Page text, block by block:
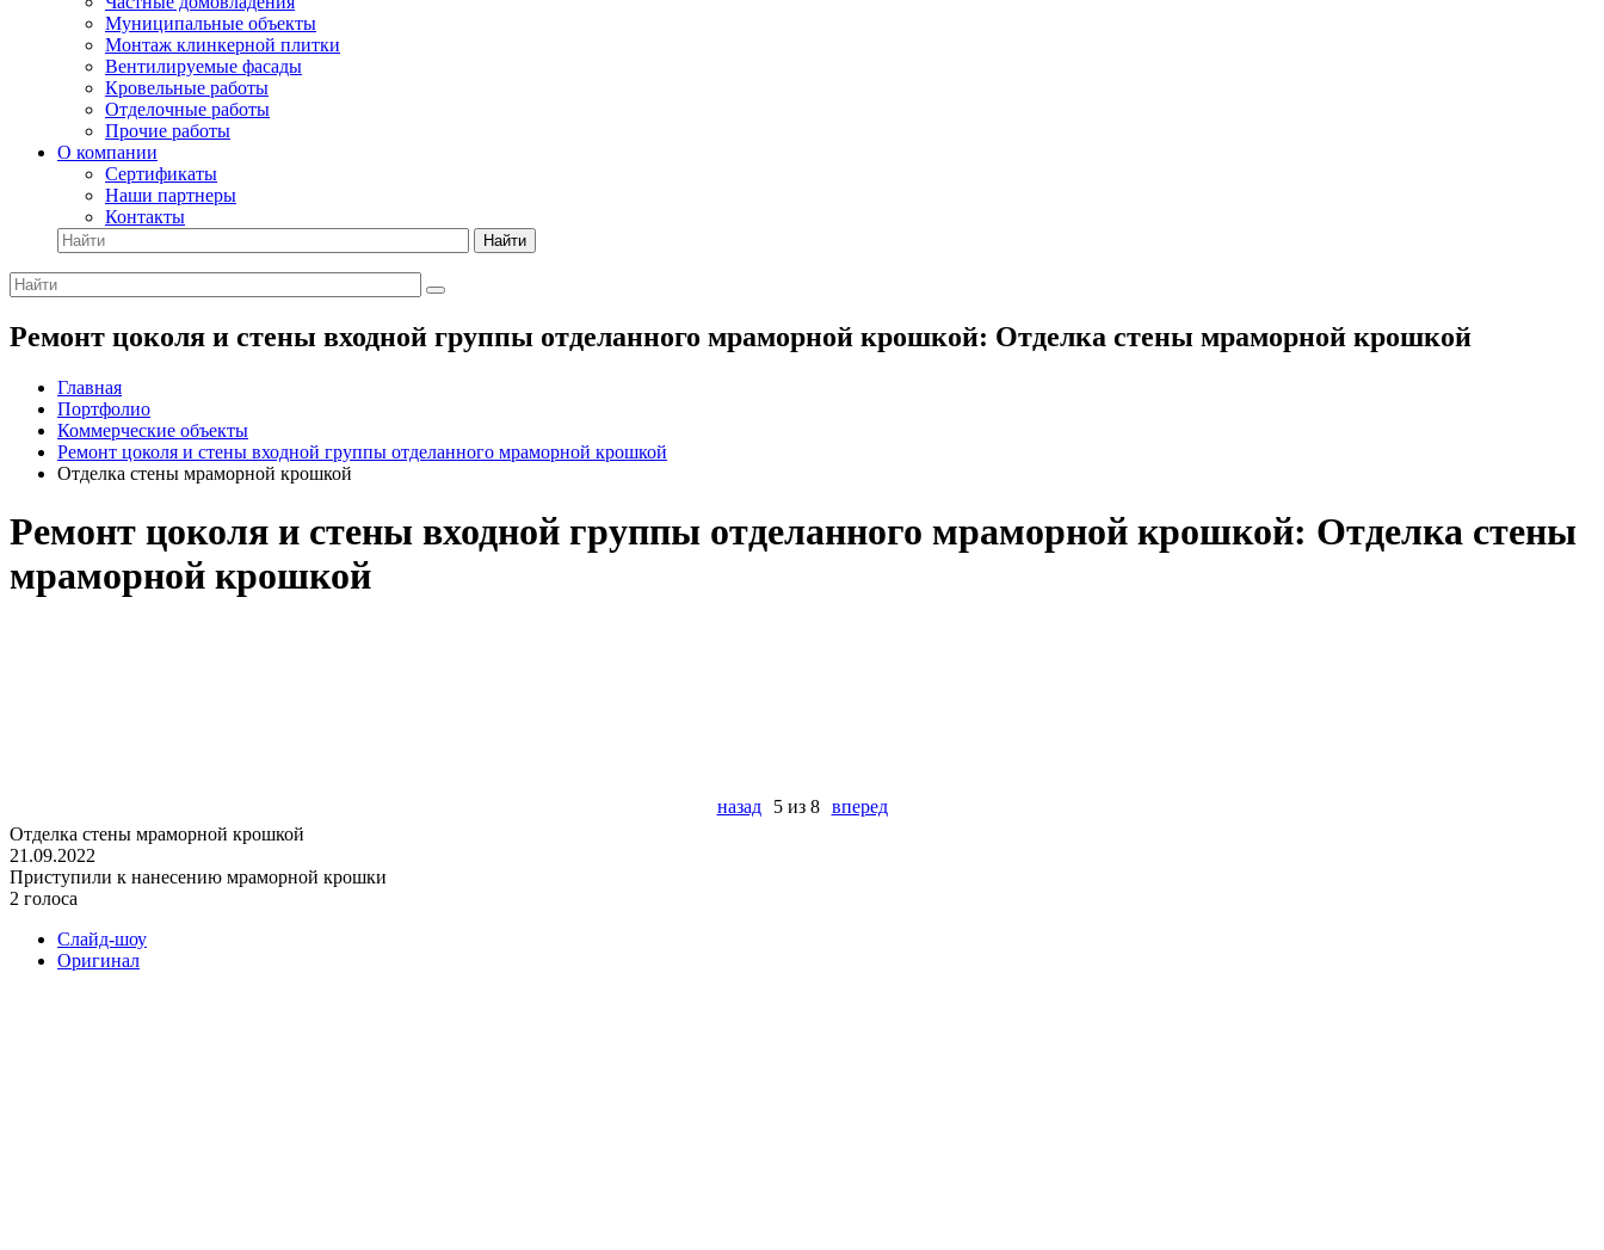
Муниципальные объекты
Монтаж клинкерной плитки
Вентилируемые фасады
Кровельные работы
Отделочные работы
Прочие работы
О компании
Сертификаты
Наши партнеры
Контакты
Найти
Ремонт цоколя и стены входной группы отделанного мраморной крошкой: Отделка стены мраморной крошкой
Главная
Портфолио
Коммерческие объекты
Ремонт цоколя и стены входной группы отделанного мраморной крошкой
Отделка стены мраморной крошкой
Ремонт цоколя и стены входной группы отделанного мраморной крошкой: Отделка стены
мраморной крошкой
назад 5 из 8
вперед
Отделка стены мраморной крошкой
21.09.2022
Приступили к нанесению мраморной крошки
2 голоса
Слайд-шоу
Оригинал